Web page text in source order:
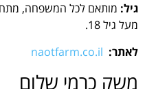
גיל: מותאם לכל המשפחה,
מעל גיל 18.
לאתר: naotfarm.co.il
משק כרמי שלום